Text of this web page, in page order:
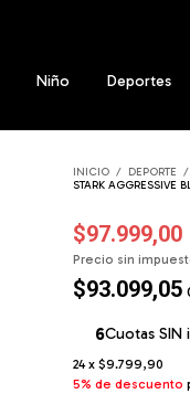
Niño Deportes
INICIO / DEPORTE /
STARK AGGRESSIVE
$97.999,00
Precio sin
$93.099,05
Cuotas SIN
24 x$9.799,90
5% de descuento